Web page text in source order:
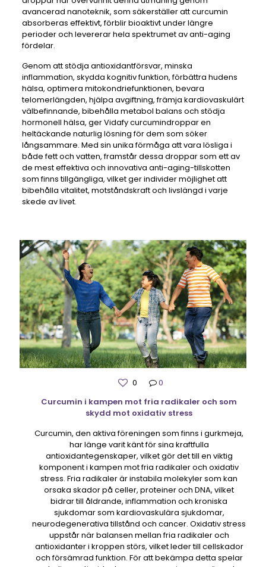
avancerad nanoteknik, som säkerställer att curcumin
absorberas effektivt, förblir bioaktivt under längre
perioder och levererar hela spektrumet av anti-aging
fördelar.
Genom att stödja antioxidantförsvar, minska
inflammation, skydda kognitiv funktion, förbättra hudens
hälsa, optimera mitokondriefunktionen, bevara
telomerlängden, hjälpa avgiftning, främja kardiovaskulärt
välbefinnande, bibehålla metabol balans och stödja
hormonell hälsa, ger Vidafy curcumindroppar en
heltäckande naturlig lösning för dem som söker
långsammare. Med sin unika förmåga att vara lösliga i
både fett och vatten, framstår dessa droppar som ett av
de mest effektiva och innovativa anti-aging-tillskotten
som finns tillgängliga, vilket ger individer möjlighet att
bibehålla vitalitet, motståndskraft och livslängd i varje
skede av livet.
0
0
Curcumin i kampen mot fria radikaler och som
skydd mot oxidativ stress
Curcumin, den aktiva föreningen som finns i gurkmeja,
har länge varit känt för sina kraftfulla
antioxidantegenskaper, vilket gör det till en viktig
komponent i kampen mot fria radikaler och oxidativ
stress. Fria radikaler är instabila molekyler som kan
orsaka skador på celler, proteiner och DNA, vilket
bidrar till åldrande, inflammation och kroniska
sjukdomar som kardiovaskulära sjukdomar,
neurodegenerativa tillstånd och cancer. Oxidativ stress
uppstår när balansen mellan fria radikaler och
antioxidanter i kroppen störs, vilket leder till cellskador
och försämrad funktion. För att bekämpa detta spelar